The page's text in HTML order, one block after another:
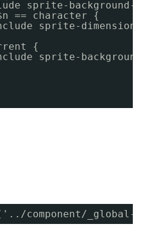
sprite-background-
== character {
sprite-
{
sprite-
component/_global-